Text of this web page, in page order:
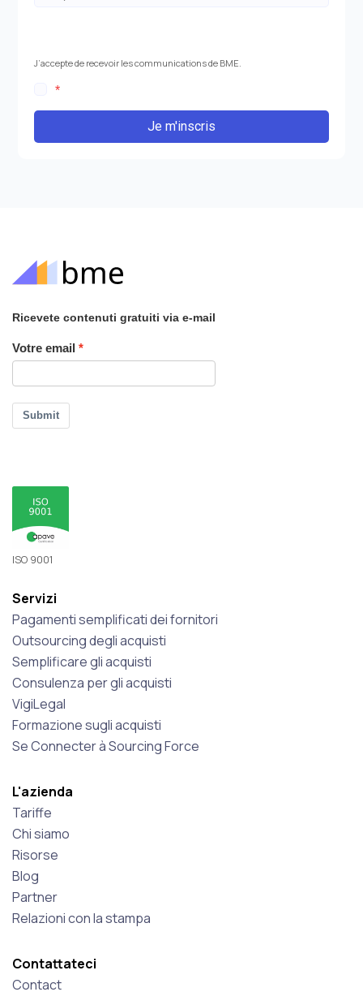
J’accepte de recevoir les communications de BME.
*
Je m'inscris
Ricevete contenuti gratuiti via e-mail
Votre email
Submit
ISO 9001
Servizi
Pagamenti semplificati dei fornitori
Outsourcing degli acquisti
Semplificare gli acquisti
Consulenza per gli acquisti
VigiLegal
Formazione sugli acquisti
Se Connecter à Sourcing Force
L'azienda
Tariffe
Chi siamo
Risorse
Blog
Partner
Relazioni con la stampa
Contattateci
Contact